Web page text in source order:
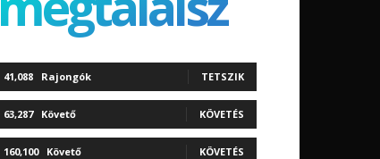
41,088 Rajongók TETSZIK
63,287 Követő KÖVETÉS
160,100 Követő KÖVETÉS